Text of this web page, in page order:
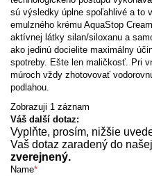
sú výsledky úplne spoľahlivé a to
emulzného krému AquaStop
aktívnej látky silan/siloxanu a
ako jedinú docielite maximálny
spotreby. Ešte len maličkosť. Pri
múroch vždy zhotovovať
podlahou.
Zobrazuji 1 záznam
Váš další dotaz:
Vyplňte, prosím, nižšie
Vaš dotaz zaradený do
zverejnený.
Name*